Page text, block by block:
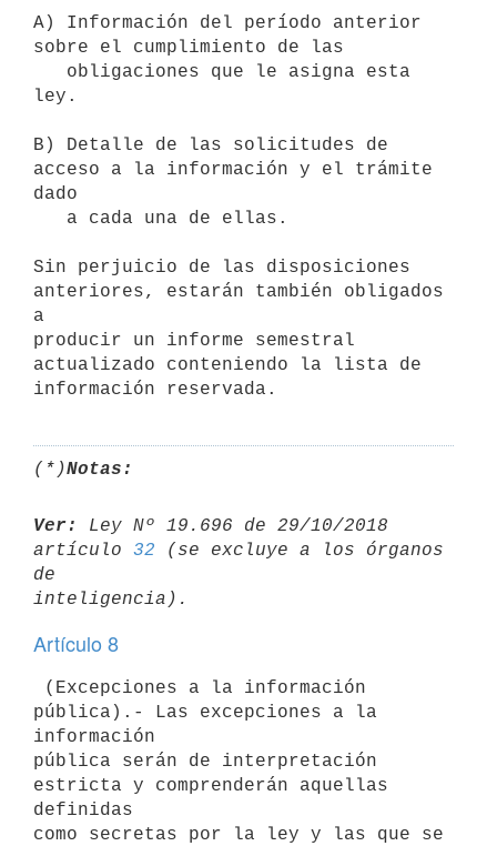
A) Información del período anterior
sobre el cumplimiento de las
ley.
B) Detalle de las solicitudes de
acceso a la información y el trámite
dado
Sin perjuicio de las disposiciones
anteriores, estarán también obligados
a
producir un informe semestral
actualizado conteniendo la lista de
(*)Notas:
Ver:
Ley Nº 19.696 de 29/10/2018
artículo 32 (se excluye a los órganos
de
Artículo 8
pública).- Las excepciones a la
información
pública serán de interpretación
estricta y comprenderán aquellas
definidas
como secretas por la ley y las que se